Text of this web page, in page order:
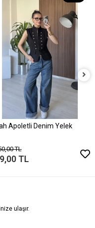
Apoletli Denim Yelek
TL
TL
ulaşır.